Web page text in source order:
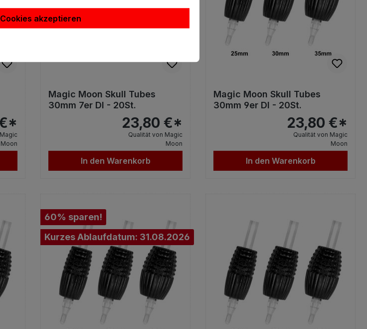
Moon
Magic Moon Skull Tubes
30mm 7er DI - 20St.
23,80 €*
Qualität von Magic
Moon
In den Warenkorb
Magic Moon Skull Tubes
30mm 9er DI - 20St.
23,80 €*
Qualität von Magic
Moon
In den Warenkorb
60% sparen!
Kurzes Ablaufdatum: 31.08.2026
akzeptieren